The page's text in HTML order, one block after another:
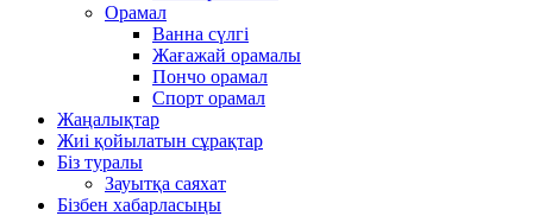
Орамал
Ванна сүлгі
Жағажай орамалы
Пончо орамал
Спорт орамал
Жаңалықтар
Жиі қойылатын сұрақтар
Біз туралы
Зауытқа саяхат
Бізбен хабарласыңы